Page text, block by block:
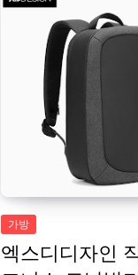
가방
엑스디디자인